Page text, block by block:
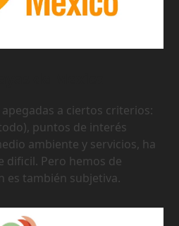
a ciertos criterios:
puntos de interés
ambiente y servicios, ha
dificil. Pero hemos de
es también subjetiva.